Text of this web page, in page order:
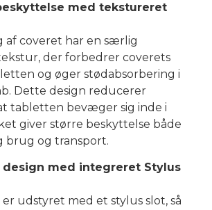
med tekstureret
af coveret har en særlig
der forbedrer coverets
og øger stødabsorbering i
Dette design reducerer
tabletten bevæger sig inde i
giver større beskyttelse både
brug og transport.
design med integreret Stylus
udstyret med et stylus slot, så